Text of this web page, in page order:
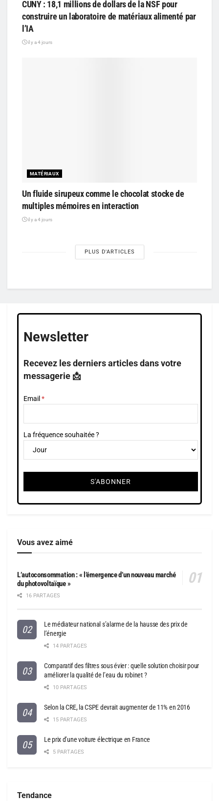
CUNY : 18,1 millions de dollars de la NSF pour
construire un laboratoire de matériaux alimenté par
l’IA
il y a 4 jours
MATÉRIAUX
Un fluide sirupeux comme le chocolat stocke de
multiples mémoires en interaction
il y a 4 jours
PLUS D'ARTICLES
Newsletter
Recevez les derniers articles dans votre
messagerie 📩
Email
La fréquence souhaitée ?
Vous avez aimé
L’autoconsommation : « l’émergence d’un nouveau marché
du photovoltaïque »
16 PARTAGES
Le médiateur national s’alarme de la hausse des prix de
l’énergie
14 PARTAGES
Comparatif des filtres sous évier : quelle solution choisir pour
améliorer la qualité de l’eau du robinet ?
10 PARTAGES
Selon la CRE, la CSPE devrait augmenter de 11% en 2016
15 PARTAGES
Le prix d’une voiture électrique en France
5 PARTAGES
Tendance